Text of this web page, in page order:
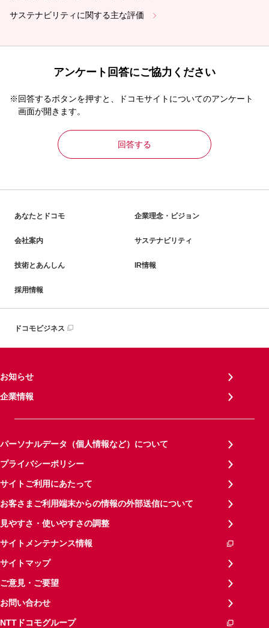
サステナビリティに関する主な評価
アンケート回答にご協力ください
※回答するボタンを押すと、ドコモサイトについてのアンケート
画面が開きます。
回答する
あなたとドコモ 企業理念・ビジョン
会社案内 サステナビリティ
技術とあんしん IR情報
採用情報
ドコモビジネス
お知らせ
企業情報
パーソナルデータ（個人情報など）について
プライバシーポリシー
サイトご利用にあたって
お客さまご利用端末からの情報の外部送信について
見やすさ・使いやすさの調整
サイトメンテナンス情報
サイトマップ
ご意見・ご要望
お問い合わせ
NTTドコモグループ